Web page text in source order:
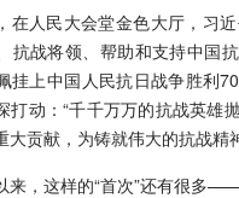
在人民大会堂金色大厅，习
抗战将领、帮助和支持中国
挂上中国人民抗日战争胜利
打动：“千千万万的抗战英雄
大贡献，为铸就伟大的抗战精
来，这样的“首次”还有很多